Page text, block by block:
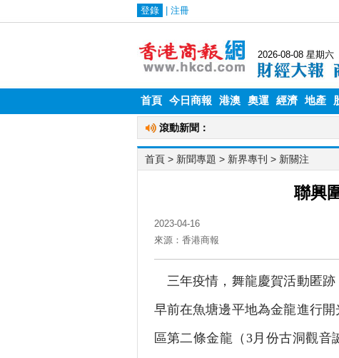
首頁 今日商報 港澳 奧運 經濟 地產
首頁 > 新聞專題 > 新界專刊 > 新關注
聯興
2023-04-16
來源：香港商報
三年疫情，舞龍慶賀活動匿跡
早前在魚塘邊平地為金龍進行
區第二條金龍（3月份古洞觀